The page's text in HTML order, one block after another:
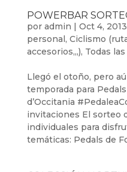
POWERBAR
por admin | Oct 4, 2013
personal, Ciclismo
accesorios,,,), Todas
Llegó el otoño, pero
temporada para
d’Occitania
invitaciones El sorteo
individuales para
temáticas: Pedals de